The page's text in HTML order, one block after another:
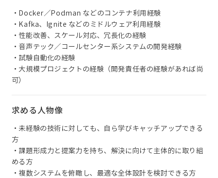
・Docker／Podman などのコンテナ利用経験
・Kafka、Ignite などのミドルウェア利用経験
・性能改善、スケール対応、冗長化の経験
・音声テック／コールセンター系システムの開発経験
・試験自動化の経験
・大規模プロジェクトの経験（開発責任者の経験があれば尚
可）
求める人物像
・未経験の技術に対しても、自ら学びキャッチアップできる
方
・課題形成力と提案力を持ち、解決に向けて主体的に取り組
める方
・複数システムを俯瞰し、最適な全体設計を検討できる方